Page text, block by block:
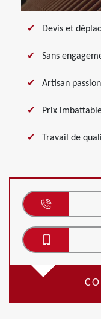
Devis et
Sans
Artisan
Prix
Travail de